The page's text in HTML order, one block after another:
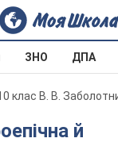
ЗНО ДПА
клас В. В.